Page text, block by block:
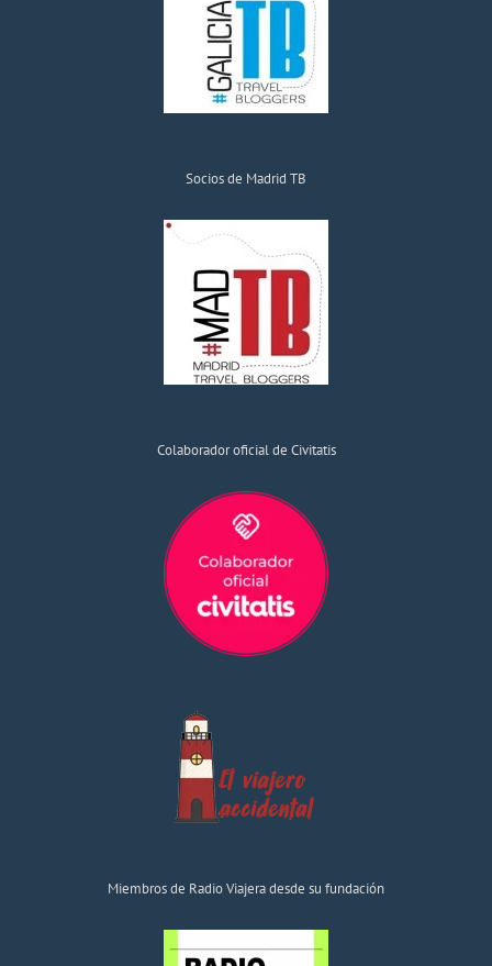
Socios de Madrid TB
Colaborador oficial de Civitatis
Miembros de Radio Viajera desde su fundación